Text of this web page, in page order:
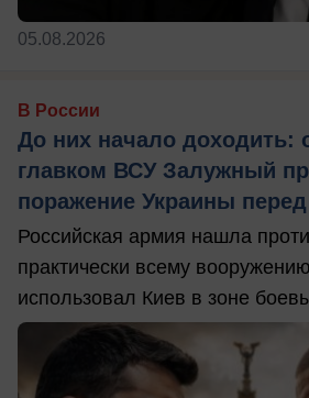
05.08.2026
В России
До них начало доходить:
главком ВСУ Залужный
поражение Украины
Российская армия нашла
практически всему
использовал Киев в зоне